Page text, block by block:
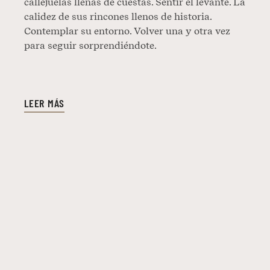
calidez de sus rincones llenos de historia.
Contemplar su entorno. Volver una y otra vez
para seguir sorprendiéndote.
LEER MÁS